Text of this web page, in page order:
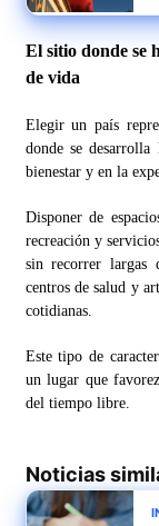
El sitio donde se
de vida
Elegir un país
donde se
bienestar y en la
Disponer de
recreación y
sin recorrer largas
centros de salud y
cotidianas.
Este tipo de
un lugar que
del tiempo libre.
Noticias